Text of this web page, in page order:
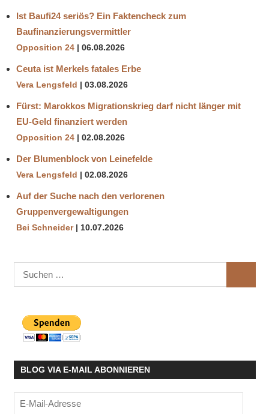
Ist Baufi24 seriös? Ein Faktencheck zum
Baufinanzierungsvermittler
Opposition 24 06.08.2026
Ceuta ist Merkels fatales Erbe
Vera Lengsfeld 03.08.2026
Fürst: Marokkos Migrationskrieg darf nicht länger mit
EU-Geld finanziert werden
Opposition 24 02.08.2026
Der Blumenblock von Leinefelde
Vera Lengsfeld 02.08.2026
Auf der Suche nach den verlorenen
Gruppenvergewaltigungen
Bei Schneider 10.07.2026
Suchen
nach:
BLOG VIA E-MAIL ABONNIEREN
E-